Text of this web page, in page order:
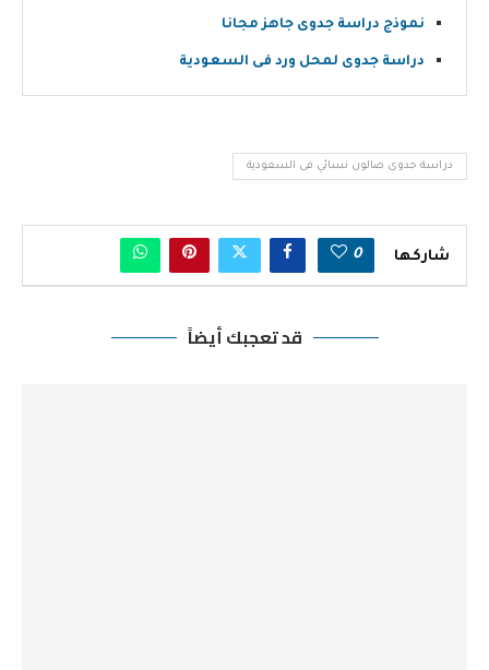
نموذج دراسة جدوى جاهز مجانا
دراسة جدوى لمحل ورد فى السعودية
دراسة جدوى صالون نسائي فى السعودية
شاركها 0
قد تعجبك أيضاً